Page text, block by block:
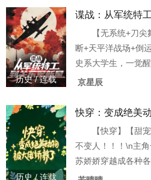
组。 更要命的是，
楼自杀。 江点青穿
场。幸好绑定了 “
的。财阀继
历史 / 连载
谍战：从军统特
【无系统+刀
断+天平洋战场+倒
史系大学生，一觉
\n1939年的日本京
郎，被军统当做弃
手这地狱般的间谍
且看林枫如何凭借
京星辰
历史 / 连载
快穿：变成绝美
【快穿】【甜
不变人！！！\n主
苏娇娇穿越成各种
美貌全是缺点的 “